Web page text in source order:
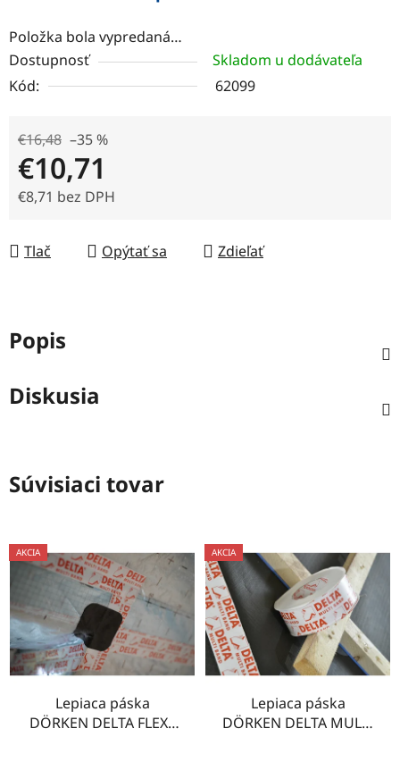
Položka bola vypredaná…
Dostupnosť
Skladom u dodávateľa
Kód:
62099
€16,48 –35 %
€10,71
€8,71 bez DPH
Tlač
Opýtať sa Zdieľať
Popis
Diskusia
Súvisiaci tovar
AKCIA
Lepiaca páska
DÖRKEN DELTA FLEXX
AKCIA
Lepiaca páska
DÖRKEN DELTA MULTI